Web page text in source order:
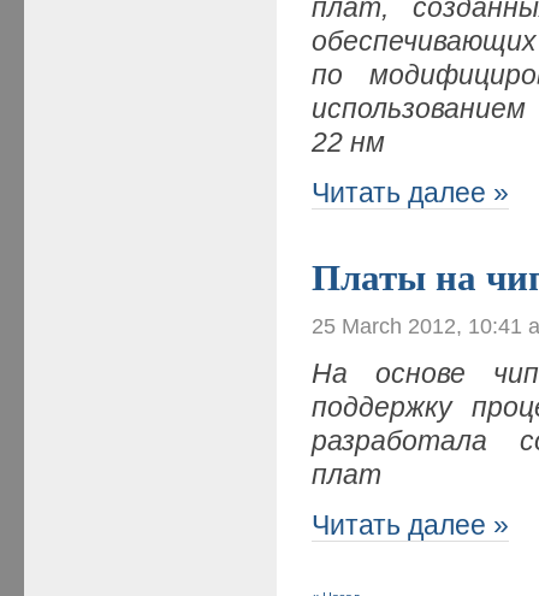
плат,
по
22 нм
Читать далее »
Платы на
25 March 2012, 10:41
На основе
поддержку
разработала
плат
Читать далее »